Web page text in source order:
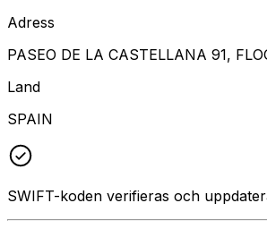
Adress
PASEO DE LA CASTELLANA 91,
Land
SPAIN
SWIFT-koden verifieras och